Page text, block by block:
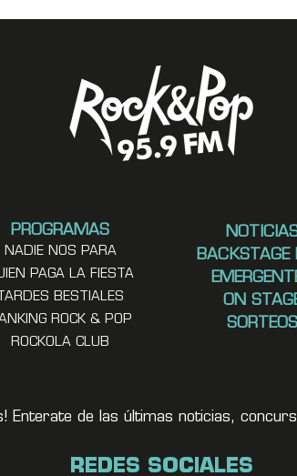
PROGRAMAS
NADIE NOS PARA
PAGA LA FIESTA
TARDES BESTIALES
ROCK & POP
ROCKOLA CLUB
BACKSTAGE
ON
SORTEOS
Enterate de las últimas noticias,
REDES SOCIALES